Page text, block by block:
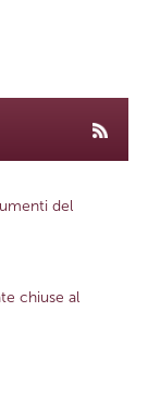
del
chiuse al